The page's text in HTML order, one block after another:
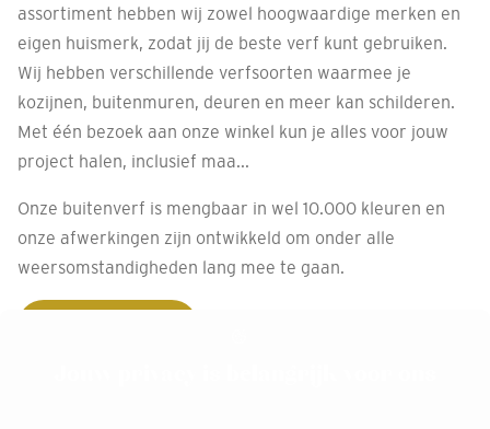
assortiment hebben wij zowel hoogwaardige merken en
eigen huismerk, zodat jij de beste verf kunt gebruiken.
Wij hebben verschillende verfsoorten waarmee je
kozijnen, buitenmuren, deuren en meer kan schilderen.
Met één bezoek aan onze winkel kun je alles voor jouw
project halen, inclusief maa...
Onze buitenverf is mengbaar in wel 10.000 kleuren en
onze afwerkingen zijn ontwikkeld om onder alle
weersomstandigheden lang mee te gaan.